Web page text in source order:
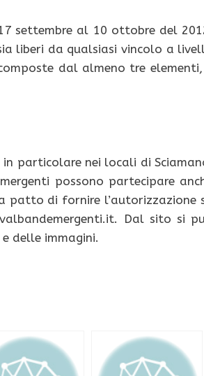
settembre al 10 ottobre del
liberi da qualsiasi vincolo a
dal almeno tre
in particolare nei locali di
possono partecipare
di fornire l’autorizzazione
Dal sito si
delle immagini.